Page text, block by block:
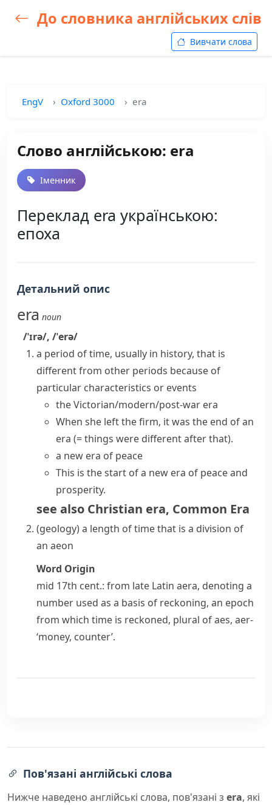
До словника англійських слів
Вивчати слова
EngV Oxford 3000 era
Слово англійською: era
Іменник
Переклад era українською:
епоха
Детальний опис
era noun
/ˈɪrə/, /ˈerə/
a period of time, usually in history, that is
different from other periods because of
particular characteristics or events
the Victorian/modern/post-war era
When she left the firm, it was the end of an
era (= things were different after that).
a new era of peace
This is the start of a new era of peace and
prosperity.
see also Christian era, Common Era
(geology)a length of time that is a division of
an aeon
Word Origin
mid 17th cent.: from late Latin aera, denoting a
number used as a basis of reckoning, an epoch
from which time is reckoned, plural ofaes, aer-
‘money, counter’.
Пов'язані англійські слова
Нижче наведено англійські слова, пов'язані з era, які